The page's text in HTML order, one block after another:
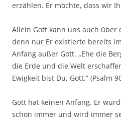
erzählen. Er möchte, dass wir
Allein Gott kann uns auch über
denn nur Er existierte bereits
Anfang außer Gott. „Ehe die
die Erde und die Welt
Ewigkeit bist Du, Gott.“ (Psalm
Gott hat keinen Anfang. Er
schon immer und wird immer